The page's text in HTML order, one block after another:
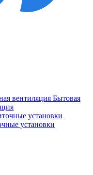
Бытовая
установки